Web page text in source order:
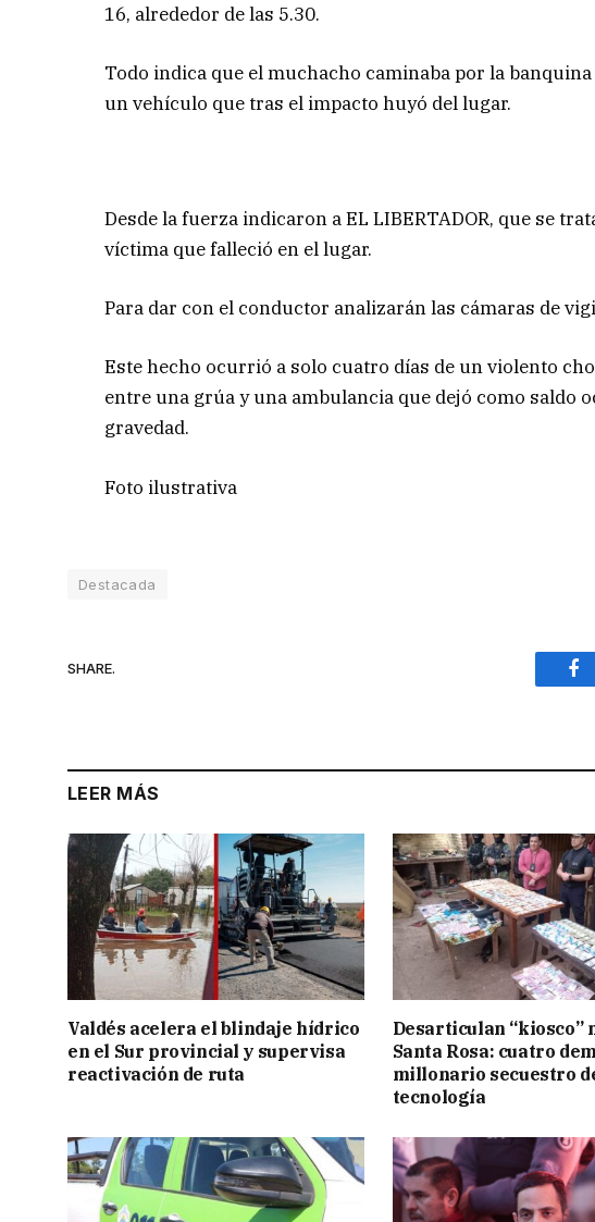
16, alrededor de las 5.30.
Todo indica que el muchacho caminaba por la
un vehículo que tras el impacto huyó del lugar.
Desde la fuerza indicaron a EL LIBERTADOR, que se
víctima que falleció en el lugar.
Para dar con el conductor analizarán las cámaras de
Este hecho ocurrió a solo cuatro días de un violento
entre una grúa y una ambulancia que dejó como saldo
gravedad.
Foto ilustrativa
Destacada
SHARE.
LEER MÁS
Valdés acelera el blindaje hídrico
en el Sur provincial y supervisa
reactivación de ruta
Desarticulan “kiosco”
Santa Rosa: cuatro
millonario secuestro
tecnología